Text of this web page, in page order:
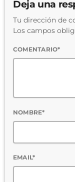
Deja una
Tu dirección de
Los campos
COMENTARIO*
NOMBRE*
EMAIL*